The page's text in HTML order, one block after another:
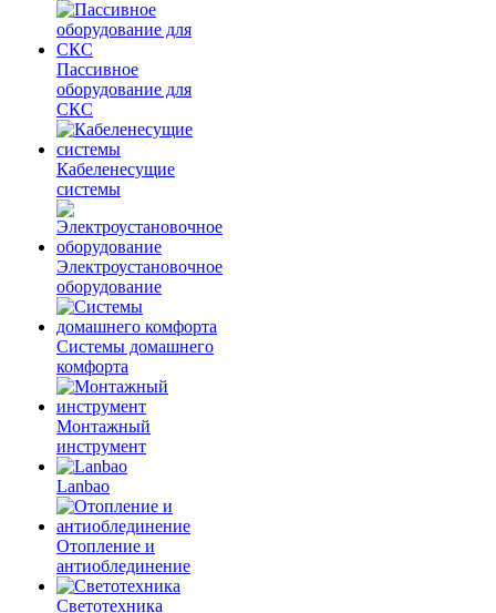
Пассивное
оборудование для
СКС
Кабеленесущие
системы
Электроустановочное
оборудование
Системы домашнего
комфорта
Монтажный
инструмент
Lanbao
Отопление и
антиоблединение
Светотехника